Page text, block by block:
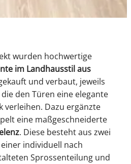
wurden hochwertige
im Landhausstil aus
und verbaut, jeweils
den Türen eine elegante
verleihen. Dazu ergänzte
eine maßgeschneiderte
. Diese besteht aus zwei
individuell nach
Sprossenteilung und